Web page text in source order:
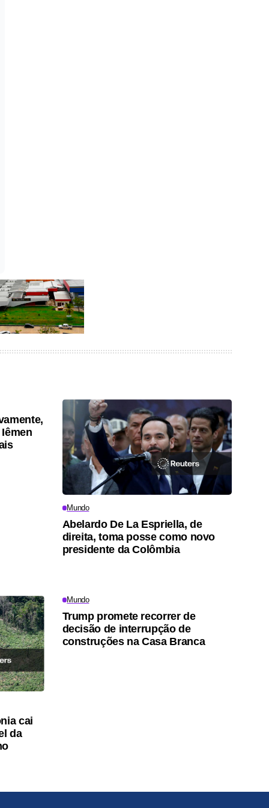
Mundo
Abelardo De La Espriella, de
direita, toma posse como novo
presidente da Colômbia
cai
da
Mundo
Trump promete recorrer de
decisão de interrupção de
construções na Casa Branca